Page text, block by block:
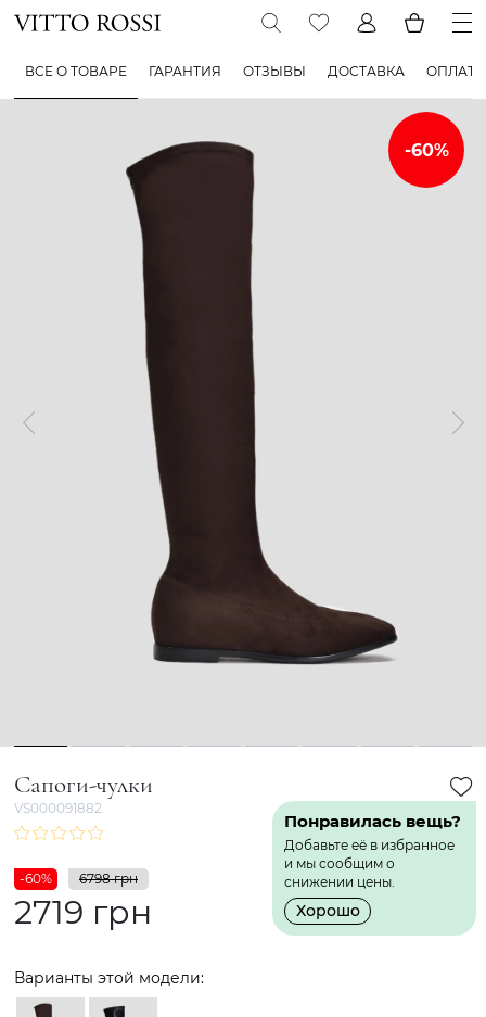
ВСЕ О ТОВАРЕ ГАРАНТИЯ ОТЗЫВЫ ДОСТАВКА ОПЛАТА
1 2 3 4 5 6 7 8
Сапоги-чулки
VS000091882
Понравилась вещь?
Добавьте её в избранное
и мы сообщим о
снижении цены.
Хорошо
-60% 6798 грн
2719 грн
Варианты этой модели: